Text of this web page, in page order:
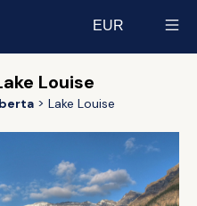
EUR
Louise
Lake Louise